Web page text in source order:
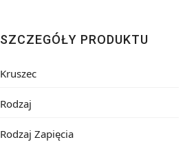
SZCZEGÓŁY PRODUKTU
Kruszec
Rodzaj
Rodzaj Zapięcia